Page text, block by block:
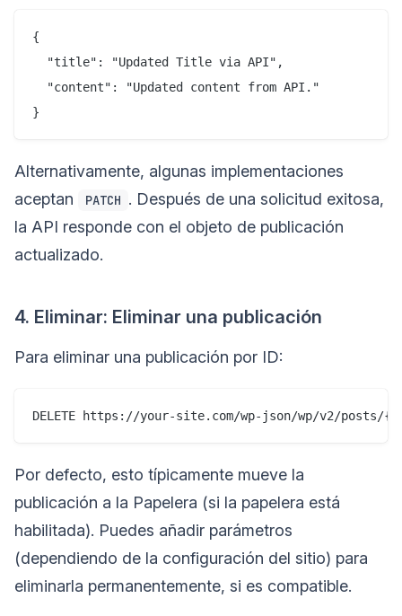
{
  "title": "Updated Title via API",
  "content": "Updated content from API."
Alternativamente, algunas implementaciones
aceptan
PATCH . Después de una solicitud exitosa,
la API responde con el objeto de publicación
actualizado.
4. Eliminar: Eliminar una publicación
Para eliminar una publicación por ID:
Por defecto, esto típicamente mueve la
publicación a la Papelera (si la papelera está
habilitada). Puedes añadir parámetros
(dependiendo de la configuración del sitio) para
eliminarla permanentemente, si es compatible.